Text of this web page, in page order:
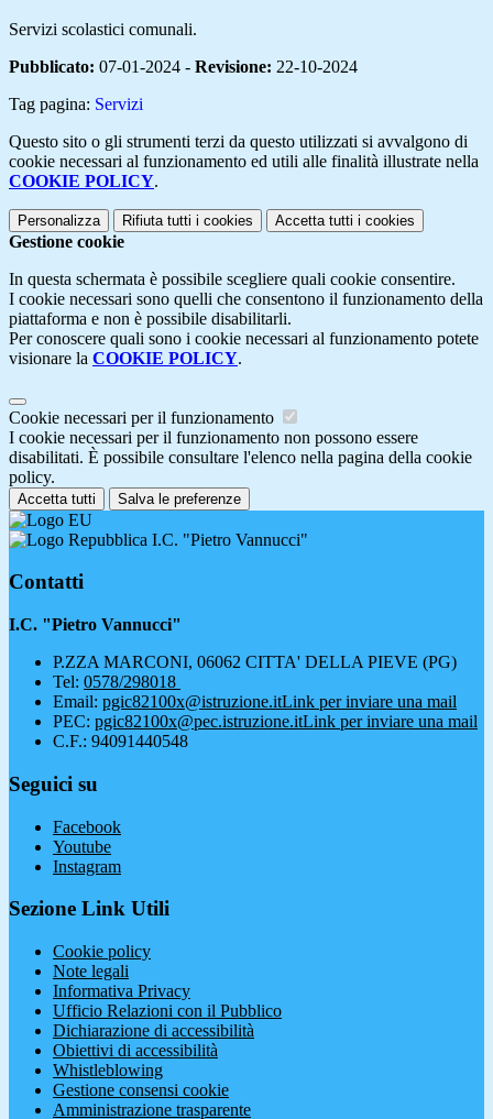
Servizi scolastici comunali.
Pubblicato: 07-01-2024 - Revisione: 22-10-2024
Tag pagina: Servizi
Questo sito o gli strumenti terzi da questo utilizzati si avvalgono di
cookie necessari al funzionamento ed utili alle finalità illustrate nella
COOKIE POLICY.
Personalizza Rifiuta tutti i cookies Accetta tutti i cookies
Gestione cookie
In questa schermata è possibile scegliere quali cookie consentire.
I cookie necessari sono quelli che consentono il funzionamento della
piattaforma e non è possibile disabilitarli.
Per conoscere quali sono i cookie necessari al funzionamento potete
visionare la COOKIE POLICY.
Cookie necessari per il funzionamento
I cookie necessari per il funzionamento non possono essere
disabilitati. È possibile consultare l'elenco nella pagina della cookie
policy.
Accetta tutti Salva le preferenze
I.C. "Pietro Vannucci"
Contatti
I.C. "Pietro Vannucci"
P.ZZA MARCONI, 06062 CITTA' DELLA PIEVE (PG)
Tel: 0578/298018
Email: pgic82100x@istruzione.itLink per inviare una mail
PEC: pgic82100x@pec.istruzione.itLink per inviare una mail
C.F.: 94091440548
Seguici su
Facebook
Youtube
Instagram
Sezione Link Utili
Cookie policy
Note legali
Informativa Privacy
Ufficio Relazioni con il Pubblico
Dichiarazione di accessibilità
Obiettivi di accessibilità
Whistleblowing
Gestione consensi cookie
Amministrazione trasparente